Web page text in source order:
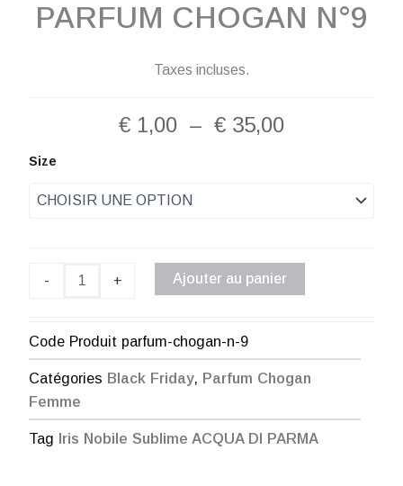
PARFUM CHOGAN N°9
Taxes incluses.
€ 1,00 – € 35,00Plage
à
€ 35,00
Size
-
quantité
Chogan
+ Ajouter au panier
Code Produit parfum-chogan-n-9
Catégories Black Friday, Parfum Chogan
Femme
Tag Iris Nobile Sublime ACQUA DI PARMA